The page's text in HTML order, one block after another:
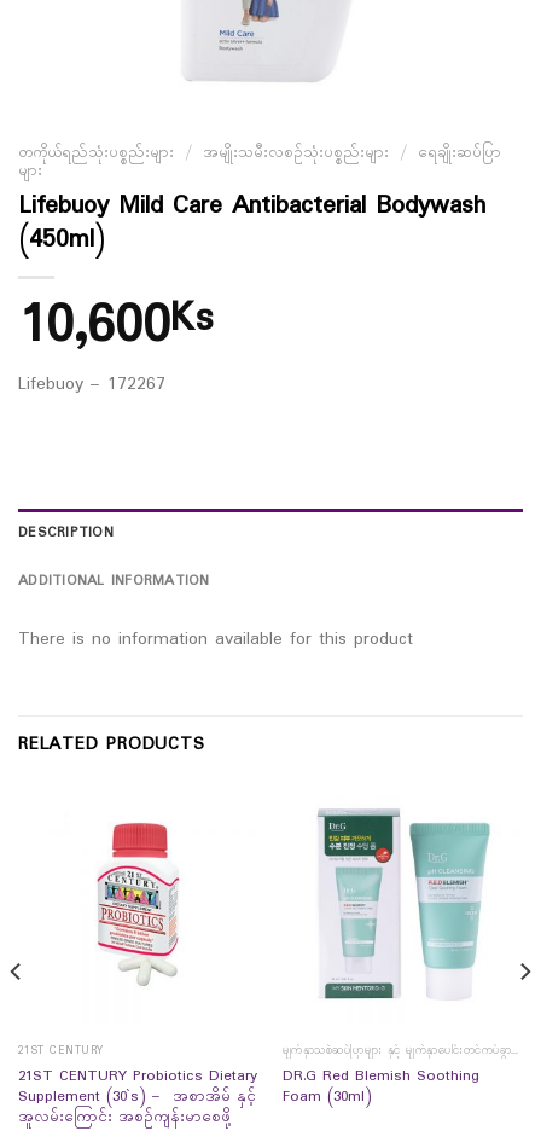
တကိုယ်ရည်သုံးပစ္စည်းများ / အမျိုးသမီးလစဉ်သုံးပစ္စည်းများ / ရေချိုးဆပ်ပြာ
များ
Lifebuoy Mild Care Antibacterial Bodywash
(450ml)
10,600Ks
Lifebuoy – 172267
DESCRIPTION
ADDITIONAL INFORMATION
There is no information available for this product
RELATED PRODUCTS
21ST CENTURY
21ST CENTURY Probiotics Dietary
Supplement (30`s) – အစာအိမ် နှင့်
အူလမ်းကြောင်း အစဉ်ကျန်းမာစေဖို့
မျက်နှာသစ်ဆပ်ပြာများ နှင့် မျက်နှာပေါင်းတင်ကပ်ခွာများ
DR.G Red Blemish Soothing
Foam (30ml)